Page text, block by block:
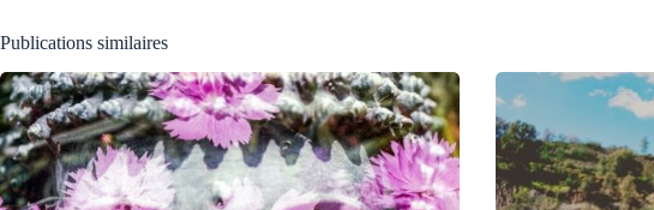
Publications similaires